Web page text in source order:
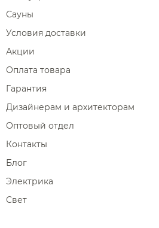
Сауны
Условия доставки
Акции
Оплата товара
Гарантия
Дизайнерам и архитекторам
Оптовый отдел
Контакты
Блог
Электрика
Свет